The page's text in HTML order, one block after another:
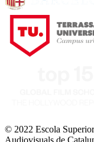
© 2022 Escola